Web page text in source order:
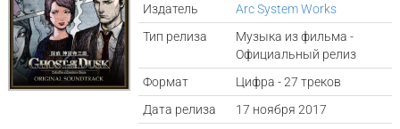
Издатель
Arc System Works
Тип релиза
Музыка из фильма -
Официальный релиз
Формат
Цифра - 27 треков
Дата релиза
17 ноября 2017